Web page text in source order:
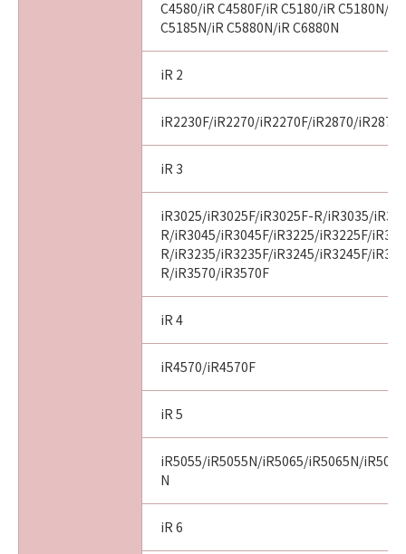
C4580/iR C4580F/iR C5180/iR C5180N/iR
C5185N/iR C5880N/iR C6880N
iR 2
iR2230F/iR2270/iR2270F/iR2870/iR2870F
iR 3
iR3025/iR3025F/iR3025F-R/iR3035/
R/iR3045/iR3045F/iR3225/iR3225F/
R/iR3235/iR3235F/iR3245/iR3245F/
R/iR3570/iR3570F
iR 4
iR4570/iR4570F
iR 5
iR5055/iR5055N/iR5065/iR5065N/
N
iR 6